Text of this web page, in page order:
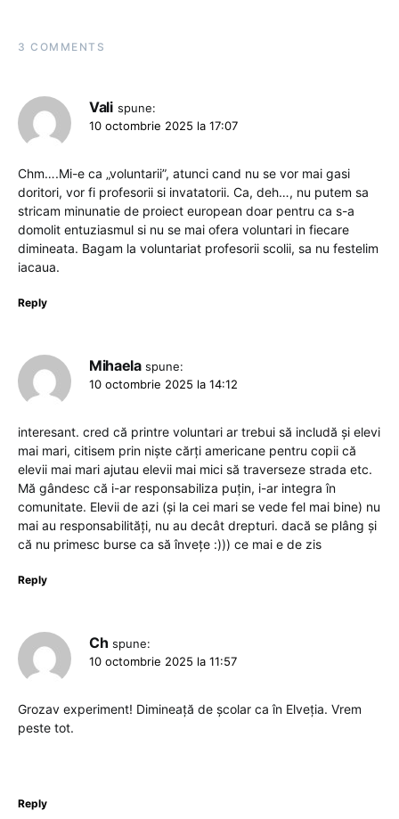
3 COMMENTS
Vali spune:
10 octombrie 2025 la 17:07
Chm….Mi-e ca „voluntarii”, atunci cand nu se vor mai gasi
doritori, vor fi profesorii si invatatorii. Ca, deh…, nu putem sa
stricam minunatie de proiect european doar pentru ca s-a
domolit entuziasmul si nu se mai ofera voluntari in fiecare
dimineata. Bagam la voluntariat profesorii scolii, sa nu festelim
iacaua.
Reply
Mihaela spune:
10 octombrie 2025 la 14:12
interesant. cred că printre voluntari ar trebui să includă și elevi
mai mari, citisem prin niște cărți americane pentru copii că
elevii mai mari ajutau elevii mai mici să traverseze strada etc.
Mă gândesc că i-ar responsabiliza puțin, i-ar integra în
comunitate. Elevii de azi (și la cei mari se vede fel mai bine) nu
mai au responsabilități, nu au decât drepturi. dacă se plâng și
că nu primesc burse ca să învețe :))) ce mai e de zis
Reply
Ch spune:
10 octombrie 2025 la 11:57
Grozav experiment! Dimineață de școlar ca în Elveția. Vrem
peste tot.
Reply